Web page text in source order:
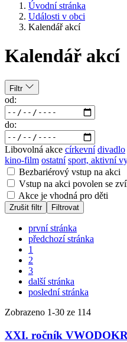
Úvodní stránka
Události v obci
Kalendář akcí
Kalendář akcí
Filtr
od:
do:
Libovolná akce církevní divadlo
kino-film ostatní sport, aktivní
Bezbariérový vstup na akci
Vstup na akci povolen se
Akce je vhodná pro děti
Zrušit filtr Filtrovat
první stránka
předchozí stránka
1
2
3
další stránka
poslední stránka
Zobrazeno 1-30 ze 114
XXI. ročník